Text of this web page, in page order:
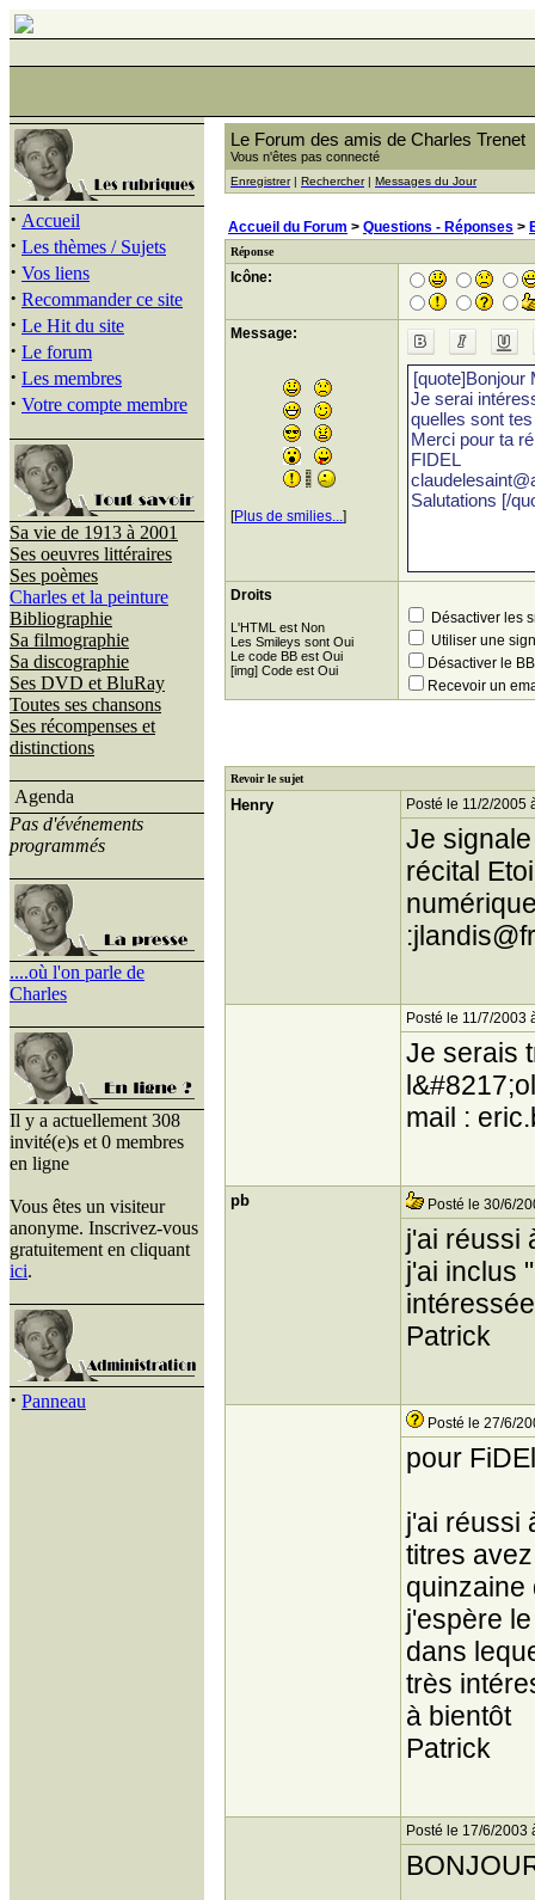
· Accueil
· Les thèmes / Sujets
· Vos liens
· Recommander ce site
· Le Hit du site
· Le forum
· Les membres
· Votre compte membre
Sa vie de 1913 à 2001
Ses oeuvres littéraires
Ses poèmes
Charles et la peinture
Bibliographie
Sa filmographie
Sa discographie
Ses DVD et BluRay
Toutes ses chansons
Ses récompenses et
distinctions
Agenda
Pas d'événements
programmés
....où l'on parle de
Charles
Il y a actuellement 308
invité(e)s et 0 membres
en ligne
Vous êtes un visiteur
anonyme. Inscrivez-vous
gratuitement en cliquant
ici.
· Panneau
Le Forum des amis de Charles Trenet
Vous n'êtes pas connecté
Enregistrer| Rechercher| Messages du Jour
Accueil du Forum > Questions - Réponses >
Réponse
Icône:
Message:
[Plus de smilies...]
Droits
L'HTML est Non
Les Smileys sont Oui
Le code BB est Oui
[img] Code est Oui
Désactiver les
Utiliser une
Désactiver le
Recevoir un
Revoir le sujet
Henry Posté le 11/2/2005
Je
récital
Posté le 11/7/2003
Je serais
mail :
pb Posté le 30/6/
j'ai réussi
j'ai inclus
Patrick
Posté le 27/6/
pour FiDEl
j'ai réussi
titres
quinzaine
j'espère
dans
très
à bientôt
Patrick
Posté le 17/6/2003